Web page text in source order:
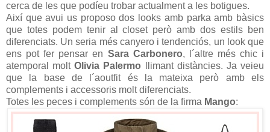
cerca de les que podíeu trobar actualment a les botigues.
Així que avui us proposo dos looks amb parka amb bàsics
que totes podem tenir al closet però amb dos estils ben
diferenciats. Un seria més canyero i tendenciós, un look que
ens pot fer pensar en Sara Carbonero, l´altre més chic i
atemporal moltOlivia Palermo llimant distàncies. Ja veieu
que la base de l´aoutfit és la mateixa però amb els
complements i accessoris molt diferenciats.
Totes les peces i complements són de la firma Mango: